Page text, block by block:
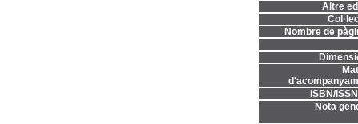
Altre
Nombre de
ISBN/
Nota